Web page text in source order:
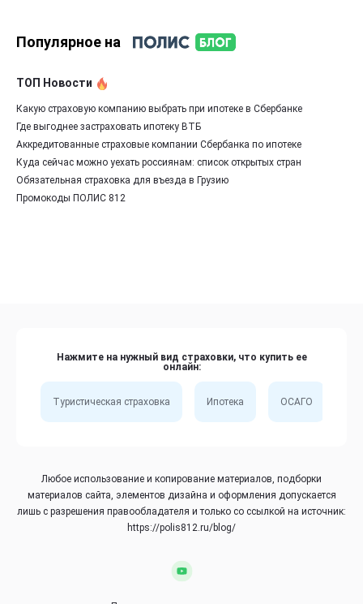
Популярное на
ТОП Новости
Какую страховую компанию выбрать при ипотеке в Сбербанке
Где выгоднее застраховать ипотеку ВТБ
Аккредитованные страховые компании Сбербанка по ипотеке
Куда сейчас можно уехать россиянам: список открытых стран
Обязательная страховка для въезда в Грузию
Промокоды ПОЛИС 812
Нажмите на нужный вид страховки, что купить ее
онлайн:
Туристическая страховка Ипотека ОСАГО
Любое использование и копирование материалов, подборки
материалов сайта, элементов дизайна и оформления допускается
лишь с разрешения правообладателя и только со ссылкой на источник:
https://polis812.ru/blog/